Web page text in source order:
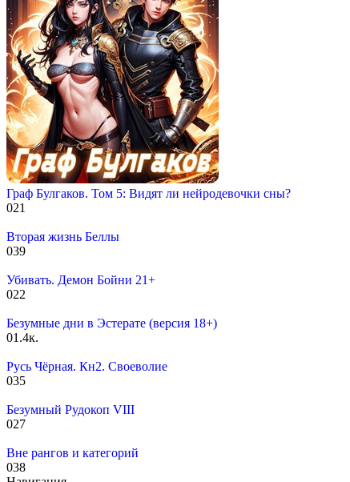
Граф Булгаков. Том 5: Видят ли нейродевочки сны?
021
Вторая жизнь Беллы
039
Убивать. Демон Бойни 21+
022
Безумные дни в Эстерате (версия 18+)
01.4к.
Русь Чёрная. Кн2. Своеволие
035
Безумный Рудокоп VIII
027
Вне рангов и категорий
038